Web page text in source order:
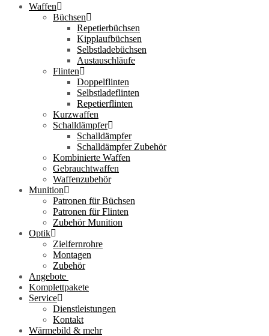
Waffen
Büchsen
Repetierbüchsen
Kipplaufbüchsen
Selbstladebüchsen
Austauschläufe
Flinten
Doppelflinten
Selbstladeflinten
Repetierflinten
Kurzwaffen
Schalldämpfer
Schalldämpfer
Schalldämpfer Zubehör
Kombinierte Waffen
Gebrauchtwaffen
Waffenzubehör
Munition
Patronen für Büchsen
Patronen für Flinten
Zubehör Munition
Optik
Zielfernrohre
Montagen
Zubehör
Angebote
Komplettpakete
Service
Dienstleistungen
Kontakt
Wärmebild & mehr